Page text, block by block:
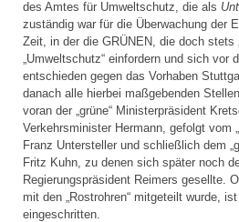
des Amtes für Umweltschutz, die als
zuständig war für die Überwachung der
Zeit, in der die GRÜNEN, die doch stets
„Umweltschutz“ einfordern und sich vor
entschieden gegen das Vorhaben
danach alle hierbei maßgebenden
voran der „grüne“ Ministerpräsident
Verkehrsminister Hermann, gefolgt vom
Franz Untersteller und schließlich dem
Fritz Kuhn, zu denen sich später noch
Regierungspräsident Reimers gesellte.
mit den „Rostrohren“ mitgeteilt wurde,
eingeschritten.